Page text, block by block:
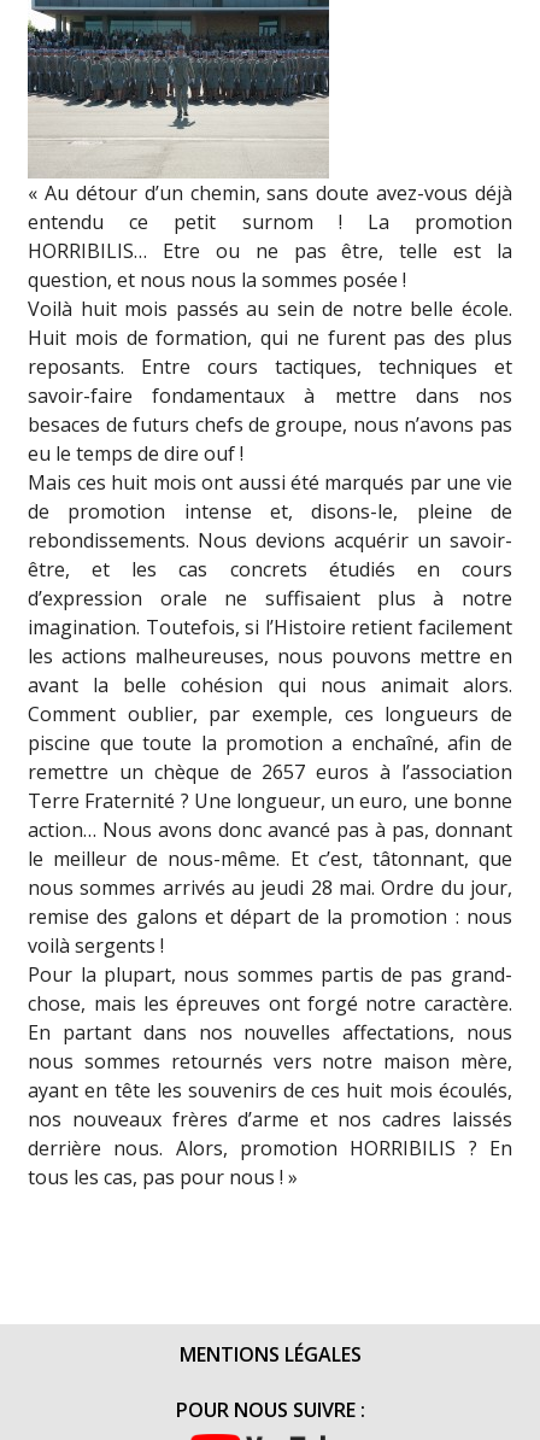
« Au détour d’un chemin, sans doute avez-vous déjà
entendu ce petit surnom ! La promotion
HORRIBILIS… Etre ou ne pas être, telle est la
question, et nous nous la sommes posée !
Voilà huit mois passés au sein de notre belle école.
Huit mois de formation, qui ne furent pas des plus
reposants. Entre cours tactiques, techniques et
savoir-faire fondamentaux à mettre dans nos
besaces de futurs chefs de groupe, nous n’avons pas
eu le temps de dire ouf !
Mais ces huit mois ont aussi été marqués par une vie
de promotion intense et, disons-le, pleine de
rebondissements. Nous devions acquérir un savoir-
être, et les cas concrets étudiés en cours
d’expression orale ne suffisaient plus à notre
imagination. Toutefois, si l’Histoire retient facilement
les actions malheureuses, nous pouvons mettre en
avant la belle cohésion qui nous animait alors.
Comment oublier, par exemple, ces longueurs de
piscine que toute la promotion a enchaîné, afin de
remettre un chèque de 2657 euros à l’association
Terre Fraternité ? Une longueur, un euro, une bonne
action… Nous avons donc avancé pas à pas, donnant
le meilleur de nous-même. Et c’est, tâtonnant, que
nous sommes arrivés au jeudi 28 mai. Ordre du jour,
remise des galons et départ de la promotion : nous
voilà sergents !
Pour la plupart, nous sommes partis de pas grand-
chose, mais les épreuves ont forgé notre caractère.
En partant dans nos nouvelles affectations, nous
nous sommes retournés vers notre maison mère,
ayant en tête les souvenirs de ces huit mois écoulés,
nos nouveaux frères d’arme et nos cadres laissés
derrière nous. Alors, promotion HORRIBILIS ? En
tous les cas, pas pour nous ! »
MENTIONS LÉGALES
POUR NOUS SUIVRE :